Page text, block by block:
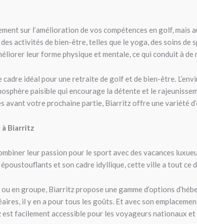
sur l’amélioration de vos compétences en golf,
activités de bien-être, telles que le yoga, des soins
leur forme physique et mentale, ce qui conduit à
idéal pour une retraite de golf et de bien-être.
paisible qui encourage la détente et le
avant votre prochaine partie, Biarritz offre une variété
à Biarritz
leur passion pour le sport avec des vacances
et son cadre idyllique, cette ville a tout ce
en groupe, Biarritz propose une gamme d’options
il y en a pour tous les goûts. Et avec son
facilement accessible pour les voyageurs nationaux